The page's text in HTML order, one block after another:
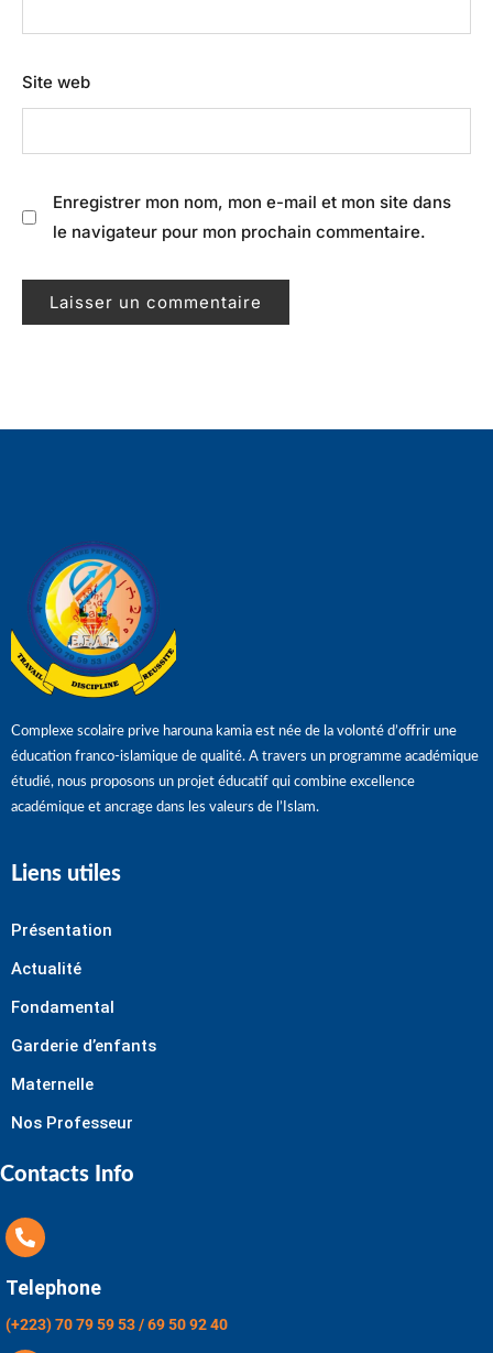
Site web
Enregistrer mon nom, mon e-mail et mon site dans
le navigateur pour mon prochain commentaire.
Complexe scolaire prive harouna kamia est née de la volonté d’offrir une
éducation franco-islamique de qualité. A travers un programme académique
étudié, nous proposons un projet éducatif qui combine excellence
académique et ancrage dans les valeurs de l’Islam.
Liens utiles
Présentation
Actualité
Fondamental
Garderie d’enfants
Maternelle
Nos Professeur
Contacts Info
Telephone
(+223) 70 79 59 53 / 69 50 92 40